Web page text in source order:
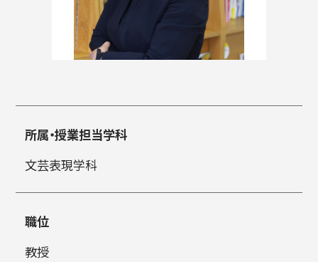
所属・授業担当学科
文芸表現学科
職位
教授